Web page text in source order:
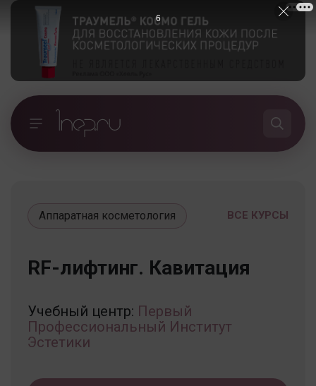
ВСЕ КУРСЫ
Аппаратная косметология
RF-лифтинг. Кавитация
Учебный центр: Первый
Профессиональный Институт
Эстетики
5